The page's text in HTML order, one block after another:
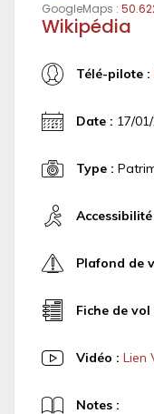
GoogleMaps :
Wikipédia
Télé-pilote :
Date : 17/
Type :
Accessibilité
Plafond de
Fiche de vol
Vidéo : Lien
Notes :